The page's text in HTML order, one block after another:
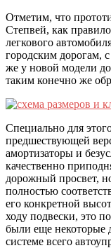
Отметим, что
Степвей, как
легкового
городским дорогам,
же у новой модели
таким конечно же
Специально для
предшествующей
амортизаторы и
качественно
дорожный просвет,
полностью
его конкретной
ходу подвески, это
были еще некоторые
системе всего